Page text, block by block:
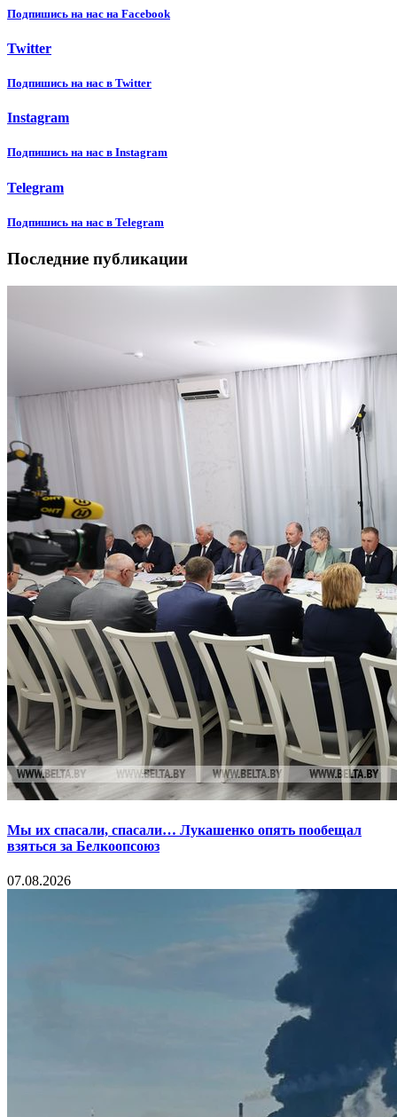
Подпишиcь на нас на Facebook
Twitter
Подпишиcь на нас в Twitter
Instagram
Подпишиcь на нас в Instagram
Telegram
Подпишиcь на нас в Telegram
Последние публикации
Мы их спасали, спасали… Лукашенко опять пообещал
взяться за Белкоопсоюз
07.08.2026